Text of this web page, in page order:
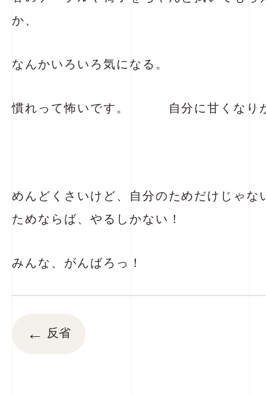
か、
なんかいろいろ気になる。
慣れって怖いです。 自分に甘くなり
めんどくさいけど、自分のためだけじゃな
ためならば、やるしかない！
みんな、がんばろっ！
← 反省